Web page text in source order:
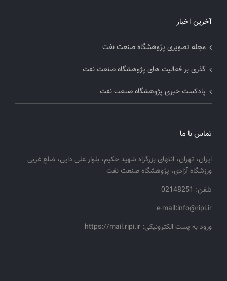
آخرین اخبار
مجله تصویری پژوهشگاه صنعت نفت
گذری بر فعالیت های پژوهشگاه صنعت نفت
پادکست خبری پژوهشگاه صنعت نفت
تماس با ما
ایران، تهران، انتهای بزرگراه شهید حکیم، بلوار علی دایی، ضلع غربی
ورزشگاه آزادی، پژوهشگاه صنعت نفت
تلفن: 02148251
e-mail:info@ripi.ir
ورود به پست الکترونیکی: https://mail.ripi.ir